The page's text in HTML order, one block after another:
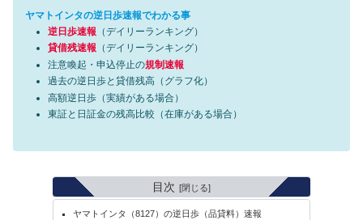
ヤマトインタの逆日歩速報でわかる事
逆日歩速報 （デイリーランキング）
貸借残速報 （デイリーランキング）
注意喚起・申込停止の規制速報
過去の逆日歩と貸借残高（グラフ化）
高額逆日歩（実績がある場合）
東証と日証金の残高比較（在庫がある場合）
目次
ヤマトインタ（8127）の逆日歩（品貸料）速報